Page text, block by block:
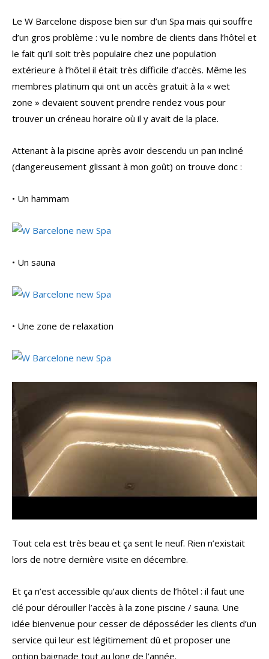
Le W Barcelone dispose bien sur d’un Spa mais qui souffre
d’un gros problème : vu le nombre de clients dans l’hôtel et
le fait qu’il soit très populaire chez une population
extérieure à l’hôtel il était très difficile d’accès. Même les
membres platinum qui ont un accès gratuit à la « wet
zone » devaient souvent prendre rendez vous pour
trouver un créneau horaire où il y avait de la place.
Attenant à la piscine après avoir descendu un pan incliné
(dangereusement glissant à mon goût) on trouve donc :
• Un hammam
• Un sauna
• Une zone de relaxation
Tout cela est très beau et ça sent le neuf. Rien n’existait
lors de notre dernière visite en décembre.
Et ça n’est accessible qu’aux clients de l’hôtel : il faut une
clé pour dérouiller l’accès à la zone piscine / sauna. Une
idée bienvenue pour cesser de déposséder les clients d’un
service qui leur est légitimement dû et proposer une
option baignade tout au long de l’année.